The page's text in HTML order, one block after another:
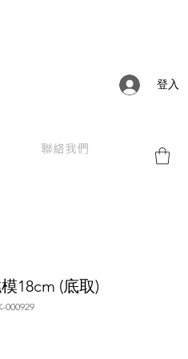
登入
聯絡我們
18cm (底取)
000929